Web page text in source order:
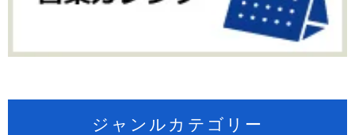
ジャンルカテゴリー